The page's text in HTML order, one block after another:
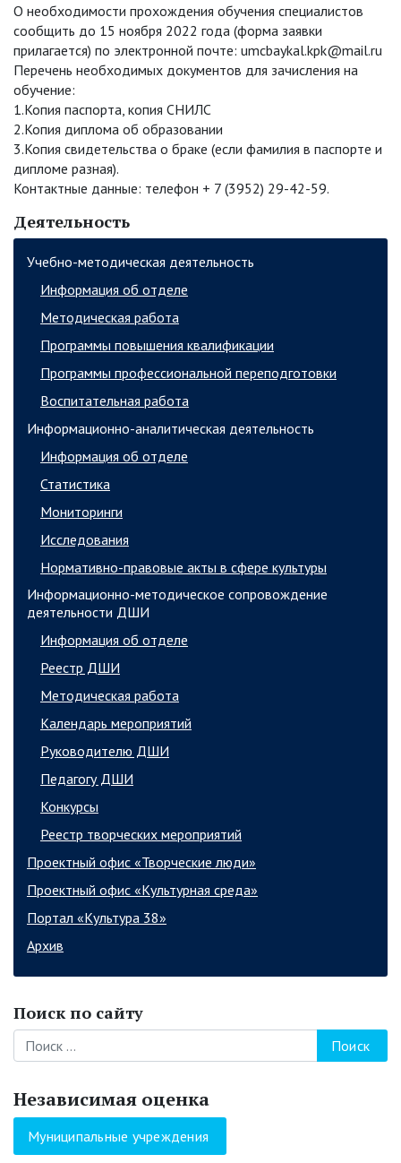
Деятельность
Учебно-методическая деятельность
Информация об отделе
Методическая работа
Программы повышения квалификации
Программы профессиональной переподготовки
Воспитательная работа
Информационно-аналитическая деятельность
Информация об отделе
Статистика
Мониторинги
Исследования
Нормативно-правовые акты в сфере культуры
Информационно-методическое сопровождение
деятельности ДШИ
Информация об отделе
Реестр ДШИ
Методическая работа
Календарь мероприятий
Руководителю ДШИ
Педагогу ДШИ
Конкурсы
Реестр творческих мероприятий
Проектный офис «Творческие люди»
Проектный офис «Культурная среда»
Портал «Культура 38»
Архив
Поиск по сайту
Поиск
Независимая оценка
Муниципальные учреждения
О необходимоcти прохождения обучения специалистов
сообщить до 15 ноября 2022 года (форма заявки
прилагается) по электронной почте: umcbaykal.kpk@mail.ru
Перечень необходимых документов для зачисления на
обучение:
1.Копия паспорта, копия СНИЛС
2.Копия диплома об образовании
3.Копия свидетельства о браке (если фамилия в паспорте и
дипломе разная).
Контактные данные: телефон + 7 (3952) 29-42-59.